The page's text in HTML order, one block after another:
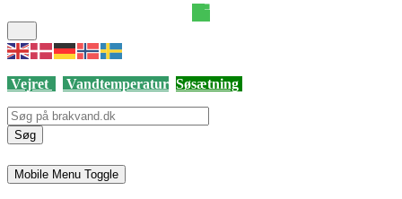
Vejret Vandtemperatur Søsætning
Søg
Mobile Menu Toggle